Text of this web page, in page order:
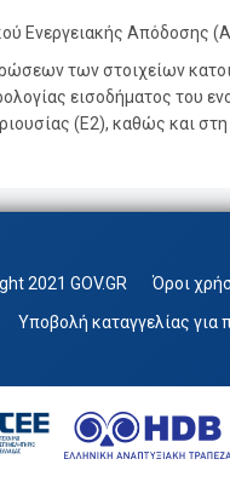
Ενεργειακής Απόδοσης
των στοιχείων
εισοδήματος του
(Ε2), καθώς και
2021 GOV.GR Όροι
Υποβολή καταγγελίας για